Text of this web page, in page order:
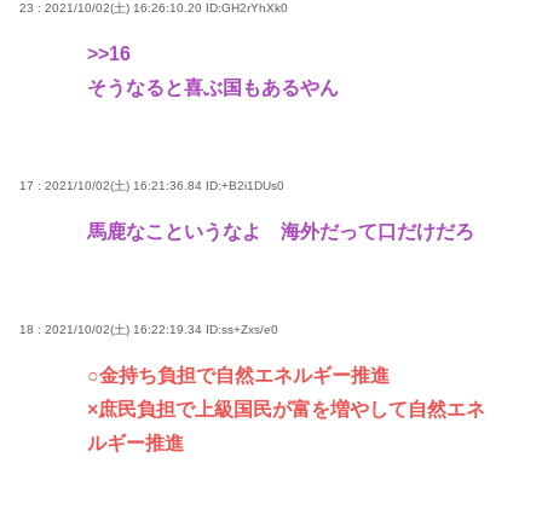
23 : 2021/10/02(土) 16:26:10.20 ID:GH2rYhXk0
>>16
そうなると喜ぶ国もあるやん
17 : 2021/10/02(土) 16:21:36.84 ID:+B2i1DUs0
馬鹿なこというなよ 海外だって口だけだろ
18 : 2021/10/02(土) 16:22:19.34 ID:ss+Zxs/e0
○金持ち負担で自然エネルギー推進
×庶民負担で上級国民が富を増やして自然エネ
ルギー推進